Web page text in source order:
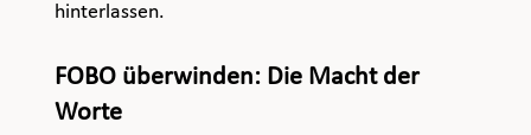
hinterlassen.
FOBO überwinden: Die Macht der
Worte